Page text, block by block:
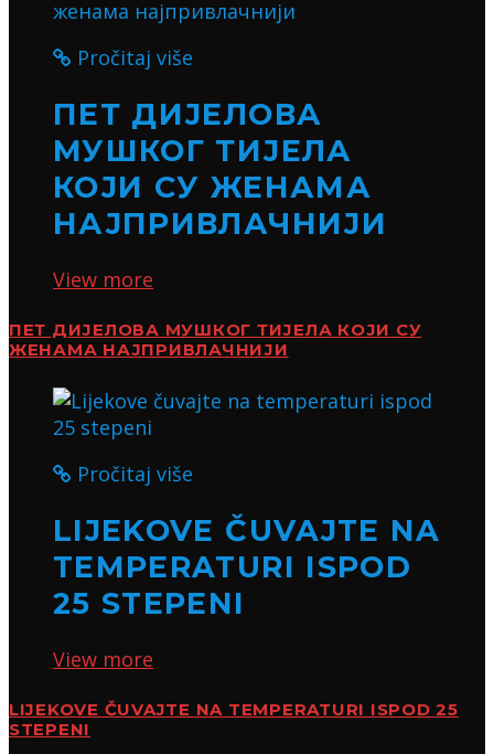
Pročitaj više
ПЕТ ДИЈЕЛОВА
МУШКОГ ТИЈЕЛА
КОЈИ СУ ЖЕНАМА
НАЈПРИВЛАЧНИЈИ
View more
ПЕТ ДИЈЕЛОВА МУШКОГ ТИЈЕЛА КОЈИ СУ
ЖЕНАМА НАЈПРИВЛАЧНИЈИ
Pročitaj više
LIJEKOVE ČUVAJTE NA
TEMPERATURI ISPOD
25 STEPENI
View more
LIJEKOVE ČUVAJTE NA TEMPERATURI ISPOD 25
STEPENI